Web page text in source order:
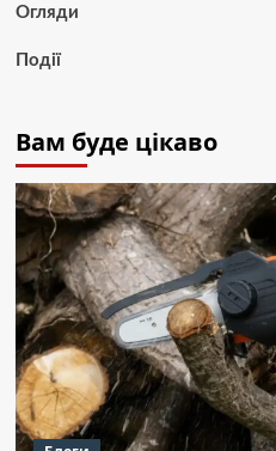
Огляди
Події
Вам буде цікаво